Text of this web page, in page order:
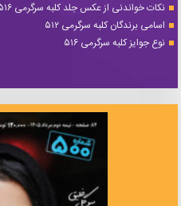
نکات خواندنی از عکس جلد کلبه سرگرمی ۵۱۶
اسامی برندگان کلبه سرگرمی ۵۱۲
نوع جوایز کلبه سرگرمی ۵۱۶